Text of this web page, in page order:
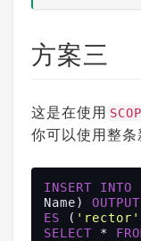
方案三
这是在使用
你可以使用整条
INSERT INTO
Name) OUTPUT
ES ( 'rector'
SELECT *